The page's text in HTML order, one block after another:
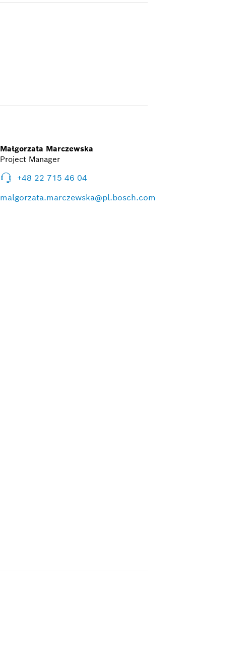
Małgorzata Marczewska
Project Manager
+48 22 715 46 04
malgorzata.marczewska@pl.bosch.com